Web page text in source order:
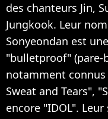
des chanteurs Jin,
Jungkook. Leur
Sonyeondan est
"bulletproof" (pare-
notamment
Sweat and Tears",
encore "IDOL".